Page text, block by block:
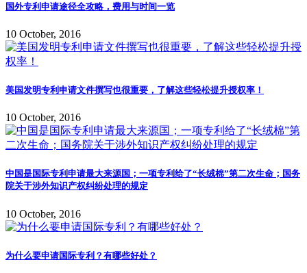
国外专利申请途径全攻略，费用与时间一览
10 October, 2016
美国发明专利申请文件撰写也很重要，了解这些轻松提升授权率！
10 October, 2016
中国是国际专利申请最大来源国；一项专利给了“长绒棉”第二次生命；国务
院关于涉外知识产权纠纷处理的规定
10 October, 2016
为什么要申请国际专利？有哪些好处？